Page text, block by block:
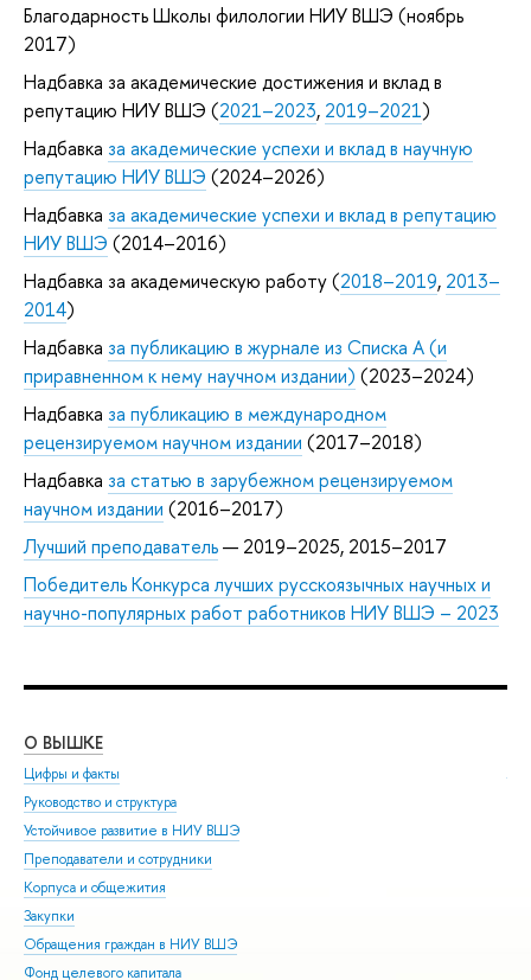
Благодарность Школы филологии НИУ ВШЭ (ноябрь
2017)
Надбавка за академические достижения и вклад в
репутацию НИУ ВШЭ (2021–2023, 2019–2021)
Надбавка за академические успехи и вклад в научную
репутацию НИУ ВШЭ (2024–2026)
Надбавка за академические успехи и вклад в репутацию
НИУ ВШЭ (2014–2016)
Надбавка за академическую работу (2018–2019, 2013–
2014)
Надбавка за публикацию в журнале из Списка А (и
приравненном к нему научном издании) (2023–2024)
Надбавка за публикацию в международном
рецензируемом научном издании (2017–2018)
Надбавка за статью в зарубежном рецензируемом
научном издании (2016–2017)
Лучший преподаватель— 2019–2025, 2015–2017
Победитель Конкурса лучших русскоязычных научных и
научно-популярных работ работников НИУ ВШЭ – 2023
О ВЫШКЕ
Цифры и факты
Руководство и структура
Устойчивое развитие в НИУ ВШЭ
Преподаватели и сотрудники
Корпуса и общежития
Закупки
Обращения граждан в НИУ ВШЭ
Фонд целевого капитала